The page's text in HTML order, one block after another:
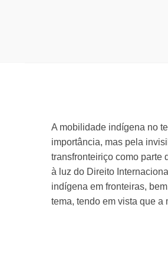
A mobilidade indígena no
importância, mas pela
transfronteiriço como parte
à luz do Direito
indígena em fronteiras,
tema, tendo em vista que